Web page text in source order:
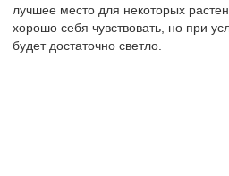
лучшее место для некоторых
хорошо себя чувствовать, но при
будет достаточно светло.